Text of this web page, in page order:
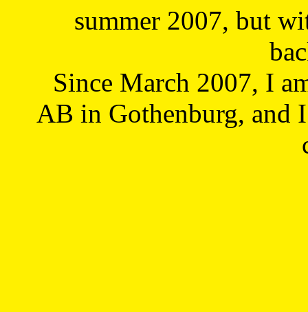
summer 2007, but
Since March 2007, I
AB in Gothenburg, and